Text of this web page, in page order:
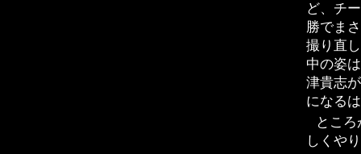
ど、チ
勝でま
撮り直
中の姿
津貴志
になる
とこ
しくや